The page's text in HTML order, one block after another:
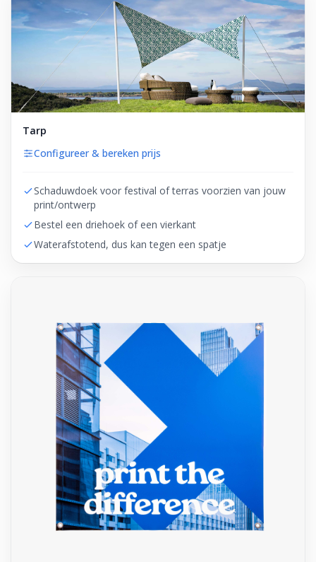
Tarp
Configureer & bereken prijs
Schaduwdoek voor festival of terras voorzien van jouw
print/ontwerp
Bestel een driehoek of een vierkant
Waterafstotend, dus kan tegen een spatje